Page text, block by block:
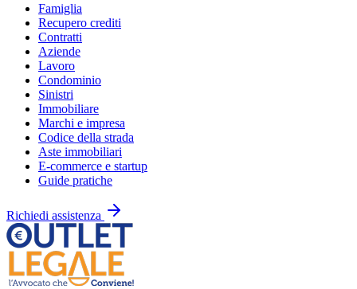
Famiglia
Recupero crediti
Contratti
Aziende
Lavoro
Condominio
Sinistri
Immobiliare
Marchi e impresa
Codice della strada
Aste immobiliari
E-commerce e startup
Guide pratiche
Richiedi assistenza